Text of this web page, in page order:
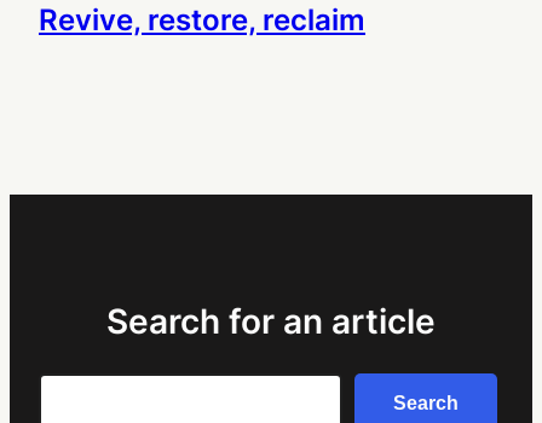
Revive, restore, reclaim
Search for an article
Search